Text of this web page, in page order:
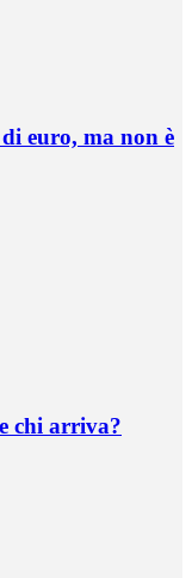
euro, ma non è
chi arriva?